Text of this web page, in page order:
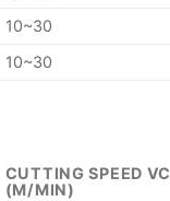
10~30
10~30
CUTTING SPEED VC
(M/MIN)